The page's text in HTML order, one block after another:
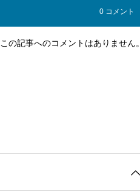
0 コメント
この記事へのコメントはありません。